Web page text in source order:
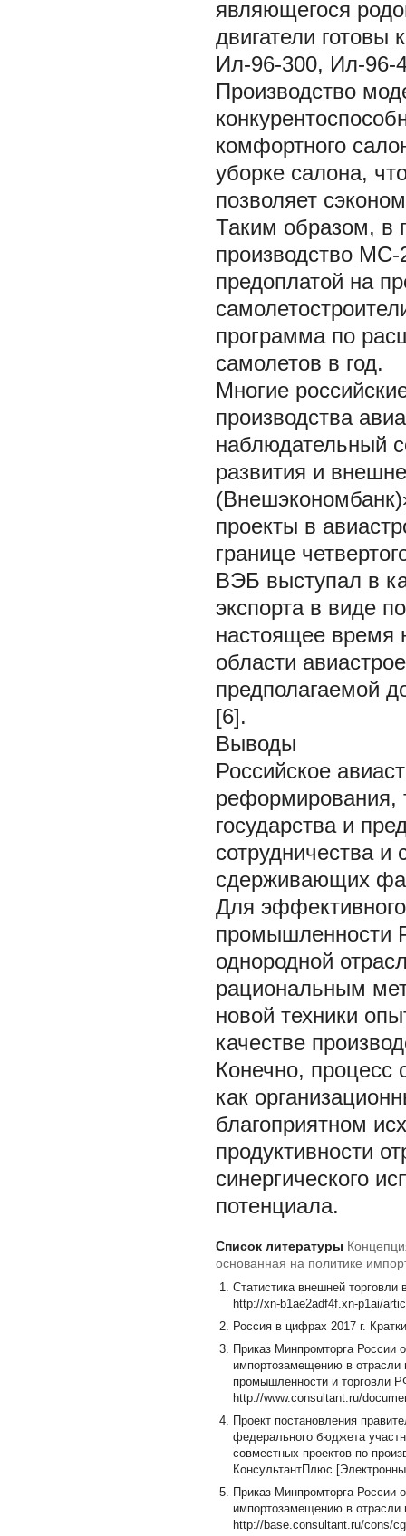
являющегося
двигатели
Ил-96-300, Ил-96-
Производство
комфортного
уборке салона,
позволяет
Таким образом, в
производство МС-
предоплатой на
программа по
самолетов в год.
Многие
производства
наблюдательный
развития и
проекты в
границе
ВЭБ выступал в
экспорта в виде
настоящее время
области
предполагаемой
[6].
Выводы
Российское
реформирования,
государства и
сотрудничества
сдерживающих
Для
промышленности
однородной
рациональным
новой техники
качестве
Конечно, процесс
как
благоприятном
продуктивности
синергического
потенциала.
Список литературы
основанная на политике
Статистика внешней
http://xn-b1ae2adf4f.xn-p1ai/
Россия в цифрах 2017 г.
Приказ Минпромторга России
импортозамещению в отрасли
промышленности и торговли
http://www.consultant.ru/
Проект постановления
федерального бюджета
совместных проектов по
КонсультантПлюс
Приказ Минпромторга России
импортозамещению в отрасли
http://base.consultant.ru/cons/